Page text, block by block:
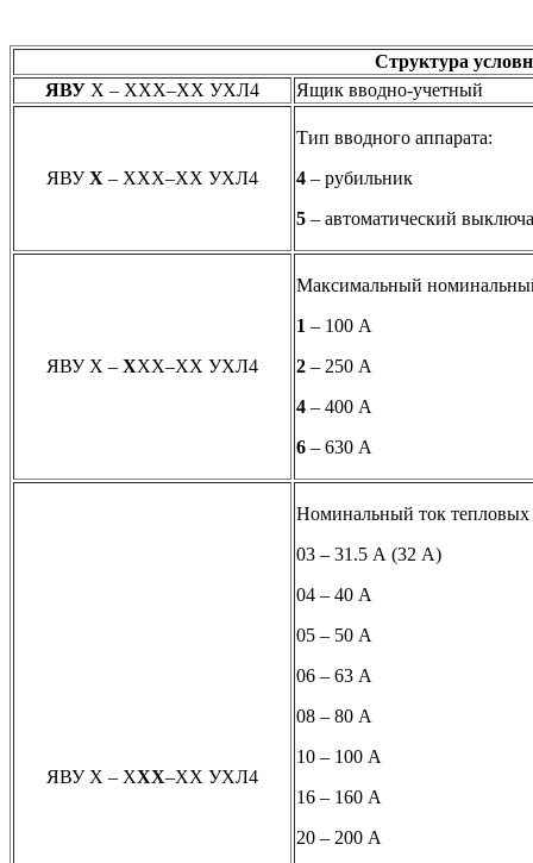
Структура
ЯВУ Х – ХХХ–ХХ УХЛ4 Ящик вводно-учетный
ЯВУХ – ХХХ–ХХ УХЛ4
Тип вводного аппарата:
4 – рубильник
5 – автоматический
ЯВУ Х – ХХХ–ХХ УХЛ4
Максимальный
1 – 100 А
2 – 250 А
4 – 400 А
6 – 630 А
ЯВУ Х – ХХХ–ХХ УХЛ4
Номинальный ток тепловых
03 – 31.5 А (32 А)
04 – 40 А
05 – 50 А
06 – 63 А
08 – 80 А
10 – 100 А
16 – 160 А
20 – 200 А